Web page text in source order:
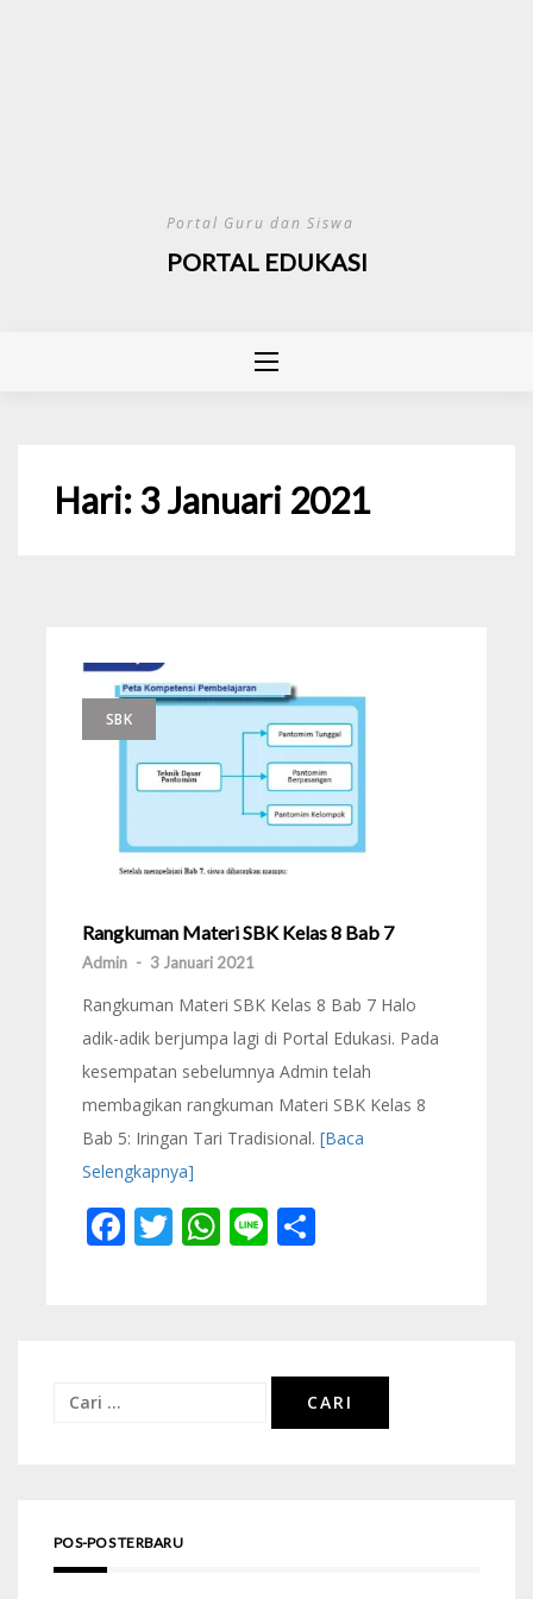
Portal Guru dan Siswa
PORTAL EDUKASI
Hari:3 Januari 2021
SBK
Rangkuman Materi SBK Kelas 8 Bab 7
Admin - 3 Januari 2021
Rangkuman Materi SBK Kelas 8 Bab 7 Halo
adik-adik berjumpa lagi di Portal Edukasi. Pada
kesempatan sebelumnya Admin telah
membagikan rangkuman Materi SBK Kelas 8
Bab 5: Iringan Tari Tradisional. [Baca
Selengkapnya]
Facebook
Twitter
WhatsApp
Line
Cari
POS-POS TERBARU